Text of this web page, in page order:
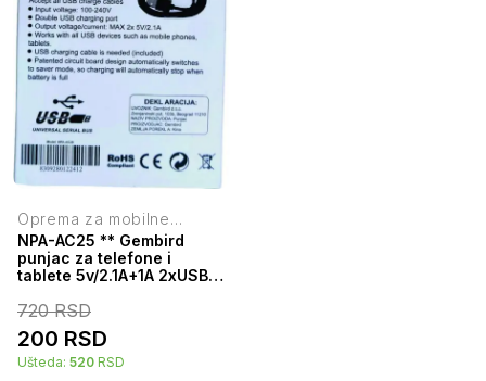
Oprema za mobilne
telefone
NPA-AC25 ** Gembird
punjac za telefone i
tablete 5v/2.1A+1A 2xUSB
1M(263) 38928
720RSD
200 RSD
Ušteda: 520 RSD